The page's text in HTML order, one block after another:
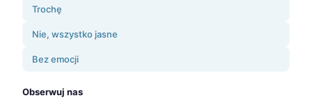
Trochę
Nie, wszystko jasne
Bez emocji
Obserwuj nas